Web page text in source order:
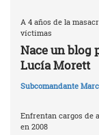
A 4 años de la
víctimas
Nace un blog
Lucía Morett
Subcomandante
Enfrentan cargos de
en 2008